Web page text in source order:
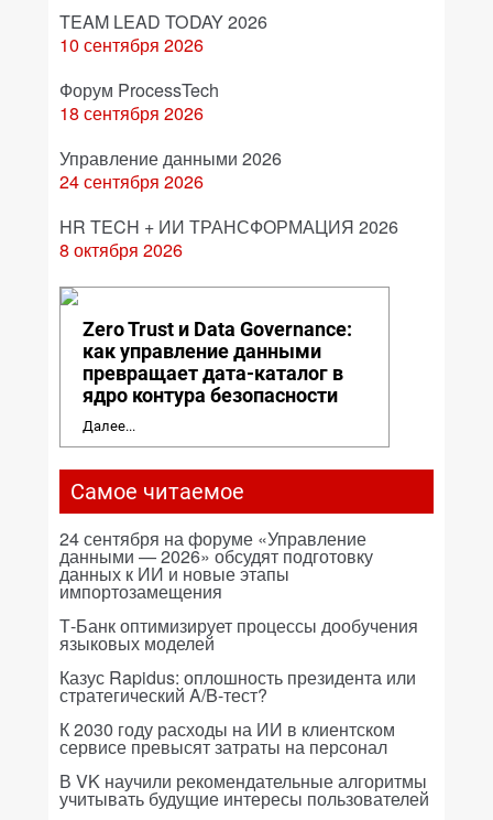
TEAM LEAD TODAY 2026
10 сентября 2026
Форум ProcessTech
18 сентября 2026
Управление данными 2026
24 сентября 2026
HR TECH + ИИ ТРАНСФОРМАЦИЯ 2026
8 октября 2026
Zero Trust и Data Governance:
как управление данными
превращает дата-каталог в
ядро контура безопасности
Далее...
Самое читаемое
24 сентября на форуме «Управление
данными — 2026» обсудят подготовку
данных к ИИ и новые этапы
импортозамещения
Т-Банк оптимизирует процессы дообучения
языковых моделей
Казус Rapidus: оплошность президента или
стратегический A/B-тест?
К 2030 году расходы на ИИ в клиентском
сервисе превысят затраты на персонал
В VK научили рекомендательные алгоритмы
учитывать будущие интересы пользователей